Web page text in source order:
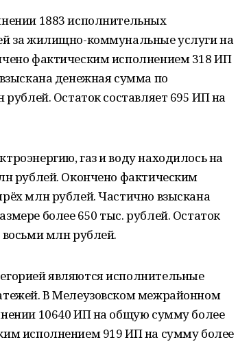
1883 исполнительных
за жилищно-коммунальные услуги на
фактическим исполнением 318 ИП
денежная сумма по
Остаток составляет 695 ИП на
газ и воду находилось на
рублей. Окончено фактическим
млн рублей. Частично взыскана
более 650 тыс. рублей. Остаток
млн рублей.
являются исполнительные
В Мелеузовском межрайонном
10640 ИП на общую сумму более
исполнением 919 ИП на сумму более